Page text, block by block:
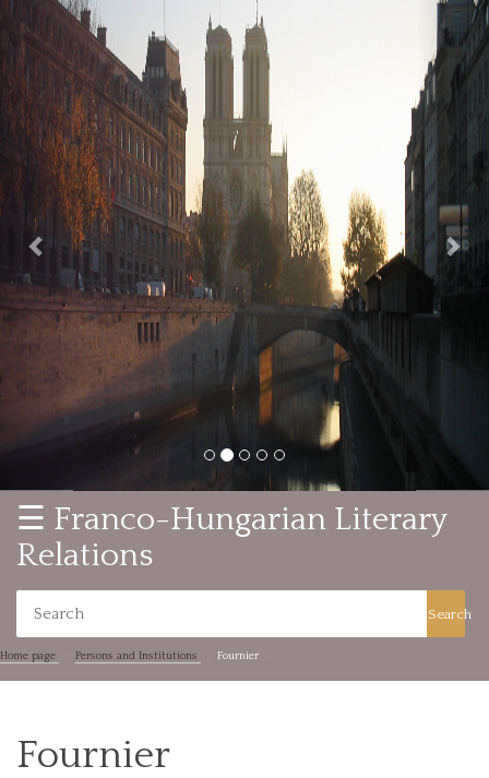
Previous
☰ Franco-Hungarian Literary
Relations
Search
Home page Persons and Institutions Fournier
Fournier